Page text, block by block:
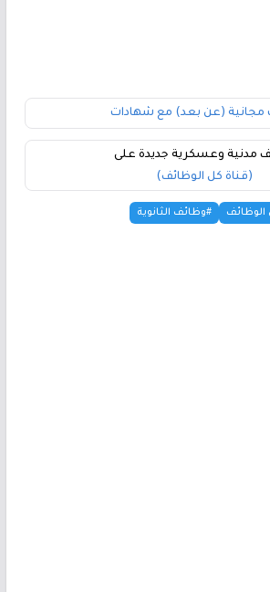
مجانية (عن بعد) مع شهادات
مدنية وعسكرية جديدة على
(قناة كل الوظائف)
الوظائف #وظائف الثانوية